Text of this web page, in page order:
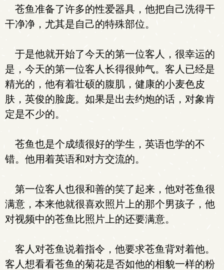
苍鱼准备了许多的性爱器具，他把自己洗得干
干净净，尤其是自己的特殊部位。
于是他就开始了今天的第一位客人，很幸运的
是，今天的第一位客人长得很帅气。客人已经是
精光的，他有着壮硕的腹肌，健康的小麦色皮
肤，英俊的脸庞。如果是出去约炮的话，对象肯
定是不少的。
苍鱼也是个成绩很好的学生，英语也学的不
错。他用着英语和对方交流的。
第一位客人也很和善的笑了起来，他对苍鱼很
满意，本来他就很喜欢照片上的那个男孩子，他
对视频中的苍鱼比照片上的还要满意。
客人对苍鱼说着指令，他要求苍鱼背对着他。
客人想看看苍鱼的菊花是否如他的相貌一样的粉